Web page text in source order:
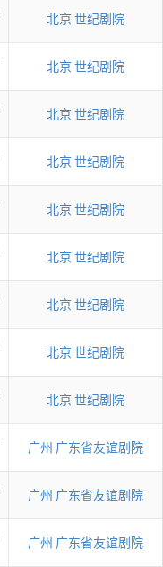
北京 世纪剧院
北京 世纪剧院
北京 世纪剧院
北京 世纪剧院
北京 世纪剧院
北京 世纪剧院
北京 世纪剧院
北京 世纪剧院
北京 世纪剧院
广州 广东省友谊剧院
广州 广东省友谊剧院
广州 广东省友谊剧院